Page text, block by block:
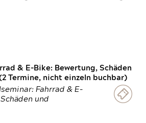
& E-Bike: Bewertung, Schäden
Termine, nicht einzeln buchbar)
Fahrrad & E-
und